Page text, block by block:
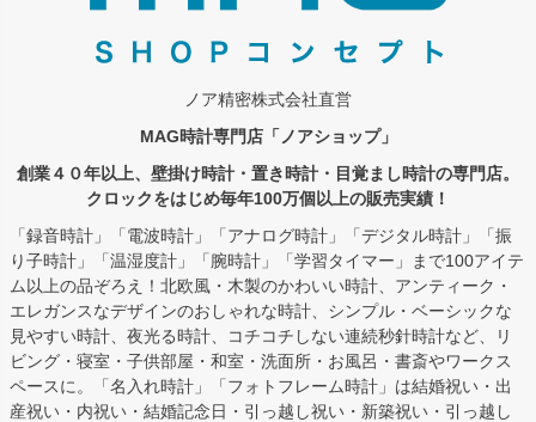
ノア精密株式会社直営
MAG時計専門店「ノアショップ」
創業４０年以上、壁掛け時計・置き時計・目覚まし時計の専門店。
クロックをはじめ毎年100万個以上の販売実績！
「録音時計」「電波時計」「アナログ時計」「デジタル時計」「振
り子時計」「温湿度計」「腕時計」「学習タイマー」まで100アイテ
ム以上の品ぞろえ！北欧風・木製のかわいい時計、アンティーク・
エレガンスなデザインのおしゃれな時計、シンプル・ベーシックな
見やすい時計、夜光る時計、コチコチしない連続秒針時計など、リ
ビング・寝室・子供部屋・和室・洗面所・お風呂・書斎やワークス
ペースに。「名入れ時計」「フォトフレーム時計」は結婚祝い・出
産祝い・内祝い・結婚記念日・引っ越し祝い・新築祝い・引っ越し